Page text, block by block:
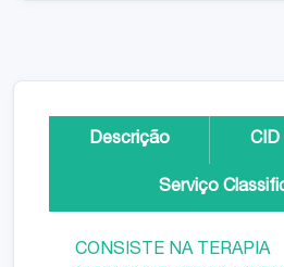
Descrição CID
Serviço
CONSISTE NA TERAPIA